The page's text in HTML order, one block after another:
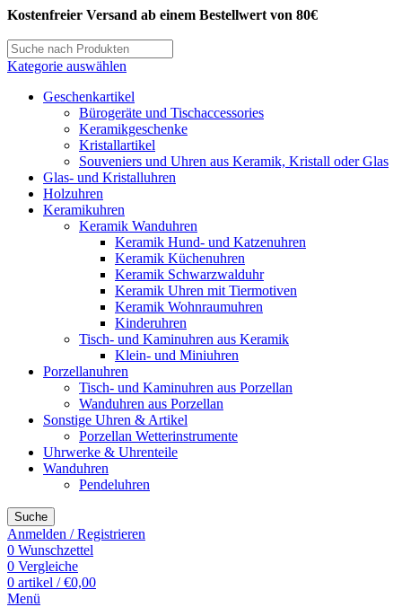
Kostenfreier Versand ab einem Bestellwert von 80€
Kategorie auswählen
Geschenkartikel
Bürogeräte und Tischaccessories
Keramikgeschenke
Kristallartikel
Souveniers und Uhren aus Keramik, Kristall oder Glas
Glas- und Kristalluhren
Holzuhren
Keramikuhren
Keramik Wanduhren
Keramik Hund- und Katzenuhren
Keramik Küchenuhren
Keramik Schwarzwalduhr
Keramik Uhren mit Tiermotiven
Keramik Wohnraumuhren
Kinderuhren
Tisch- und Kaminuhren aus Keramik
Klein- und Miniuhren
Porzellanuhren
Tisch- und Kaminuhren aus Porzellan
Wanduhren aus Porzellan
Sonstige Uhren & Artikel
Porzellan Wetterinstrumente
Uhrwerke & Uhrenteile
Wanduhren
Pendeluhren
Suche
Anmelden / Registrieren
0 Wunschzettel
0 Vergleiche
0 artikel / €0,00
Menü